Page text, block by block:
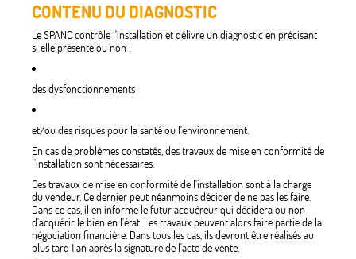
CONTENU DU DIAGNOSTIC
Le SPANC contrôle l'installation et délivre un diagnostic en précisant
si elle présente ou non :
des dysfonctionnements
et/ou des risques pour la santé ou l'environnement.
En cas de problèmes constatés, des travaux de mise en conformité de
l'installation sont nécessaires.
Ces travaux de mise en conformité de l'installation sont à la charge
du vendeur. Ce dernier peut néanmoins décider de ne pas les faire.
Dans ce cas, il en informe le futur acquéreur qui décidera ou non
d'acquérir le bien en l'état. Les travaux peuvent alors faire partie de la
négociation financière. Dans tous les cas, ils devront être réalisés au
plus tard 1 an après la signature de l'acte de vente.